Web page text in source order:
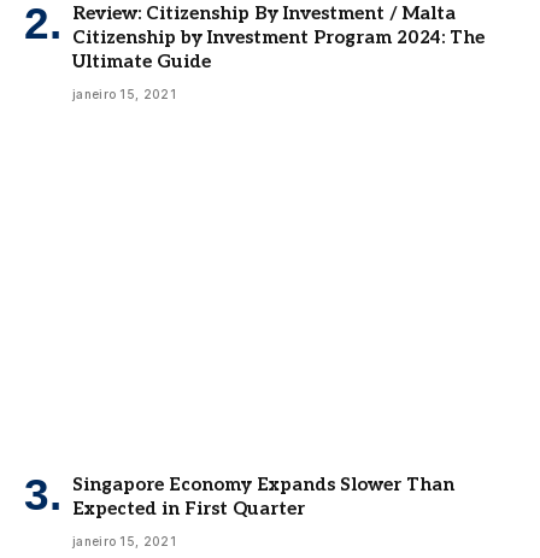
Review: Citizenship By Investment / Malta
Citizenship by Investment Program 2024: The
Ultimate Guide
janeiro 15, 2021
Singapore Economy Expands Slower Than
Expected in First Quarter
janeiro 15, 2021